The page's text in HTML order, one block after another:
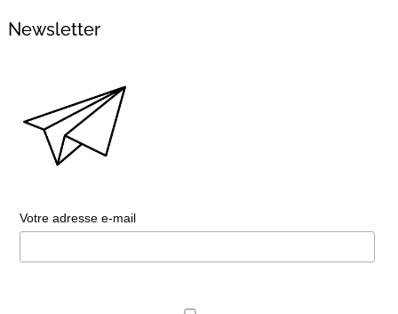
Newsletter
Votre adresse e-mail